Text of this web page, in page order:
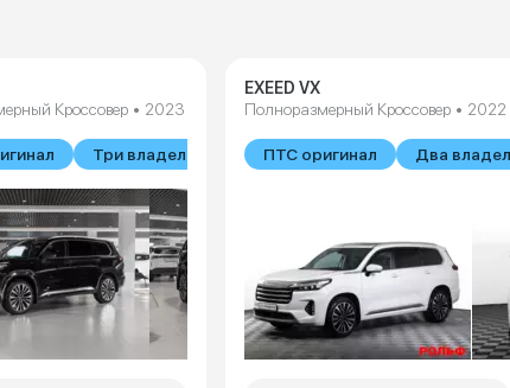
Кроссовер • 2023
Три владельца
EXEED VX
Полноразмерный Кроссовер • 2022
ПТС оригинал Два